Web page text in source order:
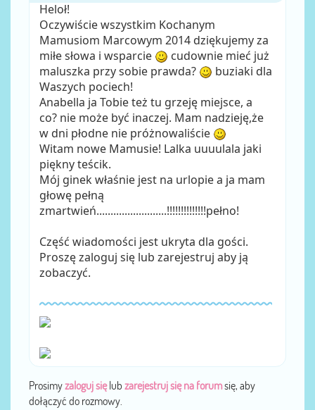
Heloł!
Oczywiście wszystkim Kochanym
Mamusiom Marcowym 2014 dziękujemy za
miłe słowa i wsparcie
cudownie mieć już
maluszka przy sobie prawda?
buziaki dla
Waszych pociech!
Anabella ja Tobie też tu grzeję miejsce, a
co? nie może być inaczej. Mam nadzieję,że
w dni płodne nie próżnowaliście
Witam nowe Mamusie! Lalka uuuulala jaki
piękny teścik.
Mój ginek właśnie jest na urlopie a ja mam
głowę pełną
zmartwień.........................!!!!!!!!!!!!!!pełno!
Część wiadomości jest ukryta dla gości.
Proszę zaloguj się lub zarejestruj aby ją
zobaczyć.
Prosimyzaloguj sięlub zarejestruj się na forumsię, aby
dołączyć do rozmowy.